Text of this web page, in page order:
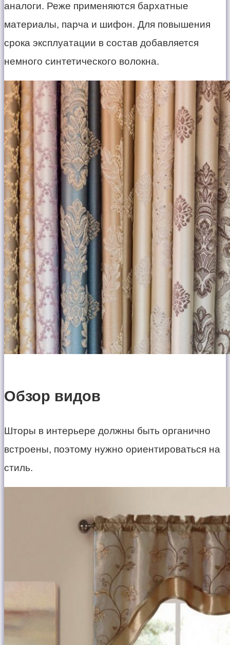
аналоги. Реже применяются бархатные
материалы, парча и шифон. Для повышения
срока эксплуатации в состав добавляется
немного синтетического волокна.
Обзор видов
Шторы в интерьере должны быть органично
встроены, поэтому нужно ориентироваться на
стиль.